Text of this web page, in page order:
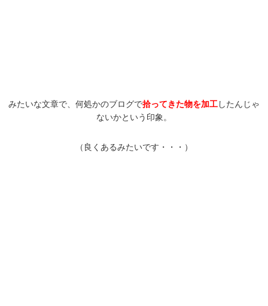
みたいな文章で、何処かのブログで拾ってきた物を加工 したんじゃ
ないかという印象。
（良くあるみたいです・・・）